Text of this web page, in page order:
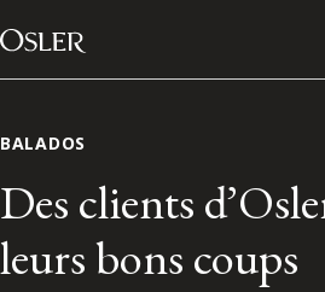
Passer au contenu
Main Navigation
BALADOS
Des clients
leurs bons coups